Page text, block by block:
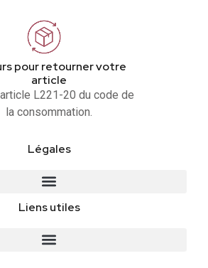
pour retourner votre
article
L221-20 du code de
la consommation.
Légales
Liens utiles